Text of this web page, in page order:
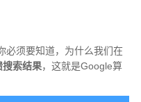
必须要知道，为什么我们在
索结果，这就是Google算